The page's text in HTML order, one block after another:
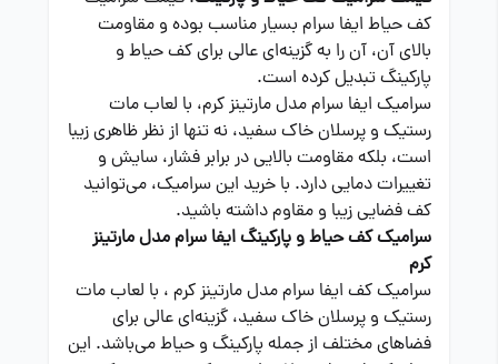
کف حیاط ایفا سرام بسیار مناسب بوده و مقاومت
بالای آن، آن را به گزینه‌ای عالی برای کف حیاط و
پارکینگ تبدیل کرده است.
سرامیک ایفا سرام مدل مارتینز کرم، با لعاب مات
رستیک و پرسلان خاک سفید، نه تنها از نظر ظاهری زیبا
است، بلکه مقاومت بالایی در برابر فشار، سایش و
تغییرات دمایی دارد. با خرید این سرامیک، می‌توانید
کف فضایی زیبا و مقاوم داشته باشید.
سرامیک کف حیاط و پارکینگ ایفا سرام مدل مارتینز
کرم
سرامیک کف ایفا سرام مدل مارتینز کرم ، با لعاب مات
رستیک و پرسلان خاک سفید، گزینه‌ای عالی برای
فضاهای مختلف از جمله پارکینگ و حیاط می‌باشد. این